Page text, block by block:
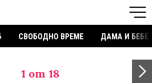
СВОБОДНО ВРЕМЕ ДАМА И БЕБЕ
1 от 18